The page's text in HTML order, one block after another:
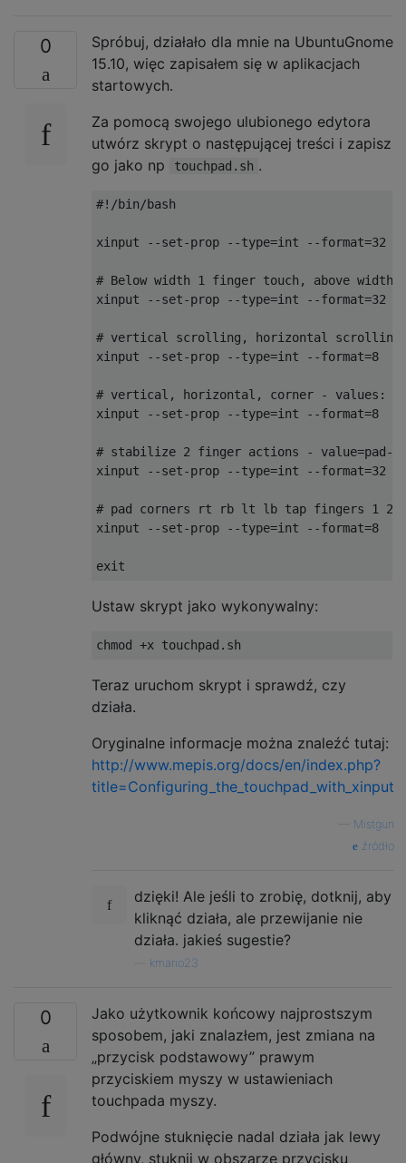
0
Spróbuj, działało dla mnie na UbuntuGnome
15.10, więc zapisałem się w aplikacjach
startowych.
Za pomocą swojego ulubionego edytora
utwórz skrypt o następującej treści i zapisz
go jako np
touchpad.sh .
#!/bin/bash
xinput --set-prop --type=int --format=32
# Below width 1 finger touch, above
xinput --set-prop --type=int --format=32
# vertical scrolling, horizontal scrolling -
xinput --set-prop --type=int --format=8
# vertical, horizontal, corner - values:
xinput --set-prop --type=int --format=8
# stabilize 2 finger actions - value=pad-
xinput --set-prop --type=int --format=32
# pad corners rt rb lt lb tap fingers 1 2 3
xinput --set-prop --type=int --format=8
Ustaw skrypt jako wykonywalny:
Teraz uruchom skrypt i sprawdź, czy
działa.
Oryginalne informacje można znaleźć tutaj:
http://www.mepis.org/docs/en/index.php?
title=Configuring_the_touchpad_with_xinput
Mistgun
źródło
dzięki! Ale jeśli to zrobię, dotknij, aby
kliknąć działa, ale przewijanie nie
działa. jakieś sugestie?
kmario23
0
Jako użytkownik końcowy najprostszym
sposobem, jaki znalazłem, jest zmiana na
„przycisk podstawowy” prawym
przyciskiem myszy w ustawieniach
touchpada myszy.
Podwójne stuknięcie nadal działa jak lewy
główny, stuknij w obszarze przycisku